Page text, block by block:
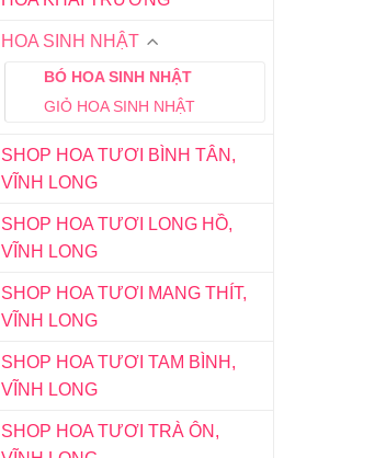
HOA SINH NHẬT
BÓ HOA SINH NHẬT
GIỎ HOA SINH NHẬT
SHOP HOA TƯƠI BÌNH TÂN,
VĨNH LONG
SHOP HOA TƯƠI LONG HỒ,
VĨNH LONG
SHOP HOA TƯƠI MANG THÍT,
VĨNH LONG
SHOP HOA TƯƠI TAM BÌNH,
VĨNH LONG
SHOP HOA TƯƠI TRÀ ÔN,